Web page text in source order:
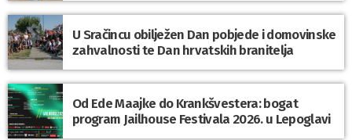
U Sračincu obilježen Dan pobjede i domovinske
zahvalnosti te Dan hrvatskih branitelja
Od Ede Maajke do Krankšvestera: bogat
program Jailhouse Festivala 2026. u Lepoglavi